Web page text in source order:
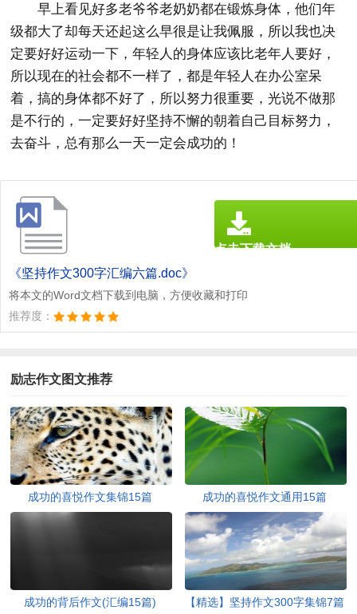
早上看见好多老爷爷老奶奶都在锻炼身体，他们年
级都大了却每天还起这么早很是让我佩服，所以我也决
定要好好运动一下，年轻人的身体应该比老年人要好，
所以现在的社会都不一样了，都是年轻人在办公室呆
着，搞的身体都不好了，所以努力很重要，光说不做那
是不行的，一定要好好坚持不懈的朝着自己目标努力，
去奋斗，总有那么一天一定会成功的！
《坚持作文300字汇编六篇.doc》
将本文的Word文档下载到电脑，方便收藏和打印
推荐度：
点击下载文档
励志作文图文推荐
成功的喜悦作文集锦15篇 成功的喜悦作文通用15篇
成功的背后作文(汇编15篇) 【精选】坚持作文300字集锦7篇